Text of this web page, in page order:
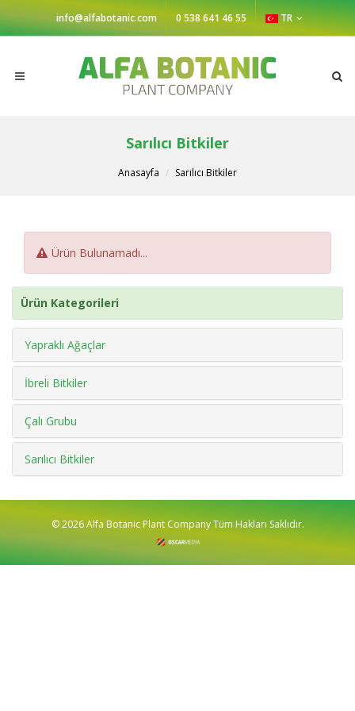
info@alfabotanic.com 0 538 641 46 55 TR
Sarılıcı Bitkiler
Anasayfa Sarılıcı Bitkiler
Ürün Bulunamadı...
Ürün Kategorileri
Yapraklı Ağaçlar
İbreli Bitkiler
Çalı Grubu
Sarılıcı Bitkiler
© 2026 Alfa Botanic Plant Company Tüm Hakları Saklıdır.